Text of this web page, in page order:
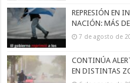
REPRESIÓN EN
NACIÓN: MÁS
7 de agosto de
CONTINÚA
EN DISTINTAS